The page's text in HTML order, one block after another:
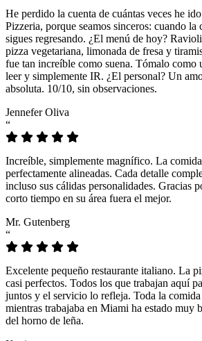
He perdido la cuenta de cuántas veces he
Pizzeria, porque seamos sinceros: cuando la
sigues regresando. ¿El menú de hoy?
pizza vegetariana, limonada de fresa y
fue tan increíble como suena. Tómalo como
leer y simplemente IR. ¿El personal? Un
absoluta. 10/10, sin observaciones.
Jennefer Oliva
“
Increíble, simplemente magnífico. La
perfectamente alineadas. Cada detalle
incluso sus cálidas personalidades. Gracias
corto tiempo en su área fuera el mejor.
Mr. Gutenberg
“
Excelente pequeño restaurante italiano. La
casi perfectos. Todos los que trabajan aquí
juntos y el servicio lo refleja. Toda la
mientras trabajaba en Miami ha estado muy
del horno de leña.